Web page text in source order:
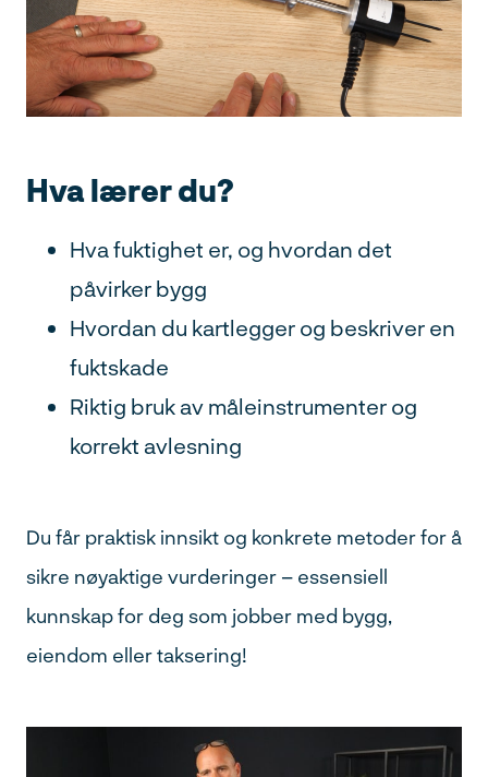
Hva lærer du?
Hva fuktighet er, og hvordan det
påvirker bygg
Hvordan du kartlegger og beskriver en
fuktskade
Riktig bruk av måleinstrumenter og
korrekt avlesning
Du får praktisk innsikt og konkrete metoder for å
sikre nøyaktige vurderinger – essensiell
kunnskap for deg som jobber med bygg,
eiendom eller taksering!
Adresse
Poststed
Ved å sende inn skjema samtykker du til håndtering av
personopplysninger.